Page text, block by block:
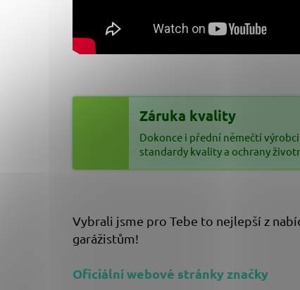
Záruka kvality
Dokonce i přední němečtí
standardy kvality a ochrany
Vybrali jsme pro Tebe to nejlepší z
garážistům!
Oficiální webové stránky značky